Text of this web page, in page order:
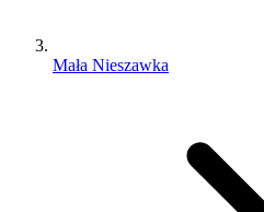
Mała Nieszawka